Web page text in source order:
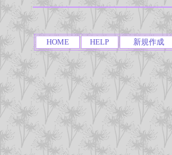
HOME HELP 新規作成